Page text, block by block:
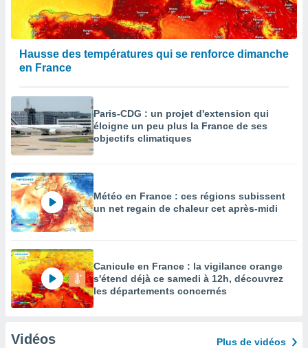
Hausse des températures qui se renforce dimanche
en France
Paris-CDG : un projet d'extension qui
éloigne un peu plus la France de ses
objectifs climatiques
Météo en France : ces régions subissent
un net regain de chaleur cet après-midi
Canicule en France : la vigilance orange
s'étend déjà ce samedi à 12h, découvrez
les départements concernés
Vidéos Plus de vidéos